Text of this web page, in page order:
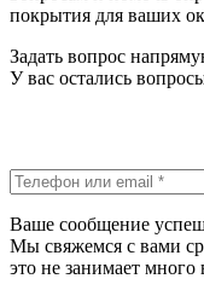
покрытия для ваших
Задать вопрос
У вас остались
Ваше сообщение
Мы свяжемся с вами
это не занимает много